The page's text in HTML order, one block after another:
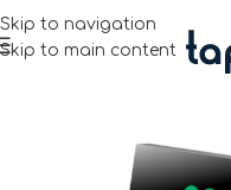
Skip to navigation
Skip to main content